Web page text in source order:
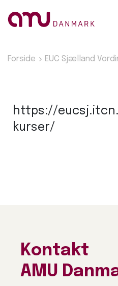
Forside EUC Sjælland
https://
kurser/
Kontakt
AMU